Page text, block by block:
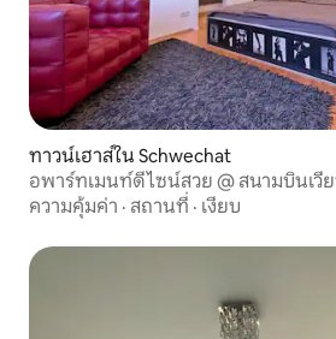
ทาวน์เฮาส์ใน Schwechat
อพาร์ทเมนท์ดีไซน์สวย @ สนามบินเวี
ความคุ้มค่า · สถานที่ · เงียบ